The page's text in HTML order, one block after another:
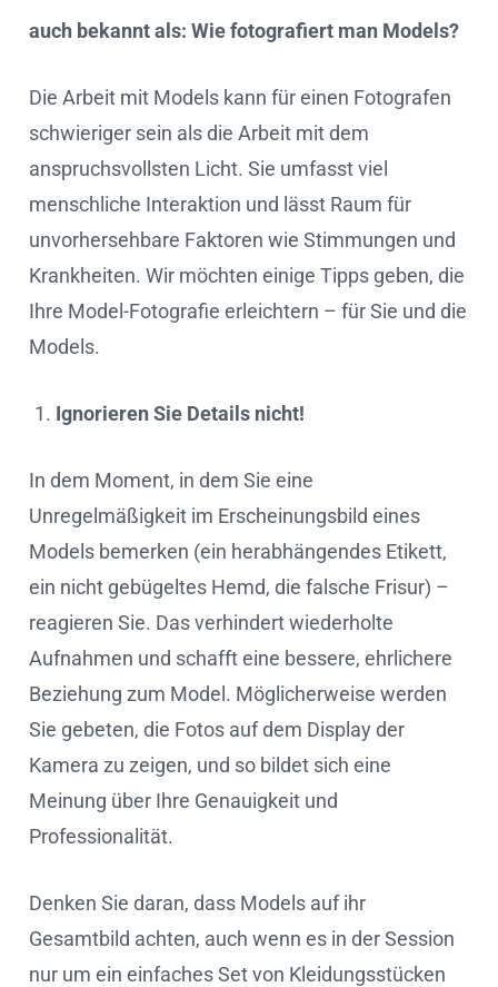
auch bekannt als: Wie fotografiert man Models?
Die Arbeit mit Models kann für einen Fotografen
schwieriger sein als die Arbeit mit dem
anspruchsvollsten Licht. Sie umfasst viel
menschliche Interaktion und lässt Raum für
unvorhersehbare Faktoren wie Stimmungen und
Krankheiten. Wir möchten einige Tipps geben, die
Ihre Model-Fotografie erleichtern – für Sie und die
Models.
Ignorieren Sie Details nicht!
In dem Moment, in dem Sie eine
Unregelmäßigkeit im Erscheinungsbild eines
Models bemerken (ein herabhängendes Etikett,
ein nicht gebügeltes Hemd, die falsche Frisur) –
reagieren Sie. Das verhindert wiederholte
Aufnahmen und schafft eine bessere, ehrlichere
Beziehung zum Model. Möglicherweise werden
Sie gebeten, die Fotos auf dem Display der
Kamera zu zeigen, und so bildet sich eine
Meinung über Ihre Genauigkeit und
Professionalität.
Denken Sie daran, dass Models auf ihr
Gesamtbild achten, auch wenn es in der Session
nur um ein einfaches Set von Kleidungsstücken